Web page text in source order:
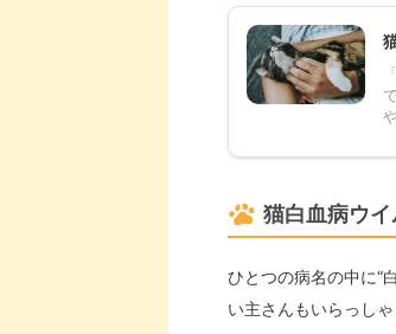
猫白血病ウ
ひとつの病名の中に“
い主さんもいらっしゃ